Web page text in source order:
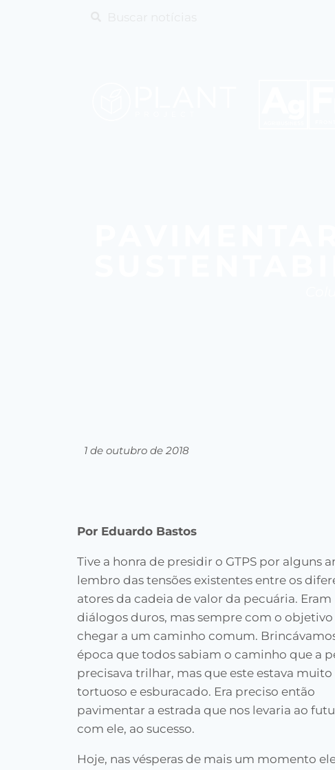
1 de outubro de 2018
Por Eduardo Bastos
Tive a honra de presidir o GTPS por alguns
lembro das tensões existentes entre os
atores da cadeia de valor da pecuária. Eram
diálogos duros, mas sempre com o objetivo
chegar a um caminho comum.
época que todos sabiam o caminho que a
precisava trilhar, mas que este estava muito
tortuoso e esburacado. Era preciso então
pavimentar a estrada que nos levaria ao
com ele, ao sucesso.
Hoje, nas vésperas de mais um momento